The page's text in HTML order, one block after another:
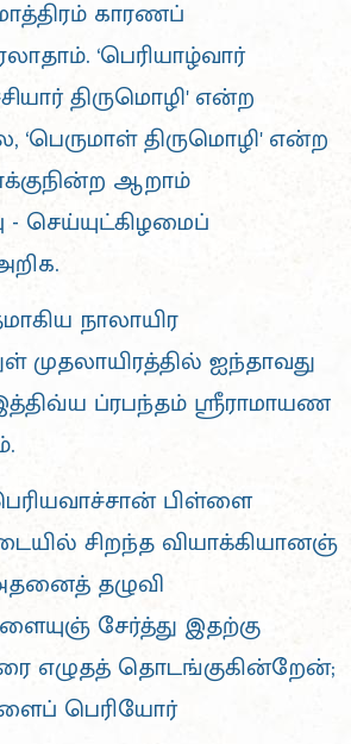
காரணப்
‘பெரியாழ்வார்
திருமொழி' என்ற
திருமொழி' என்ற
ஆறாம்
- செய்யுட்கிழமைப்
நாலாயிர
முதலாயிரத்தில் ஐந்தாவது
ப்ரபந்தம் ஸ்ரீராமாயண
பிள்ளை
சிறந்த வியாக்கியானஞ்
தழுவி
சேர்த்து இதற்கு
எழுதத் தொடங்குகின்றேன்;
பெரியோர்